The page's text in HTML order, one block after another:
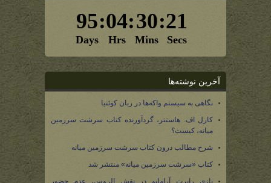
آخرین نوشته‌ها
نگاهی به سیستم واکه‌ها در زبان کوئنیا
کارل اف. هاستتر، گردآورنده کتاب سرشت سرزمین
میانه، کیست؟
شرح مطالب درون کتاب سرشت سرزمین میانه
کتاب «سرشت سرزمین میانه» منتشر شد